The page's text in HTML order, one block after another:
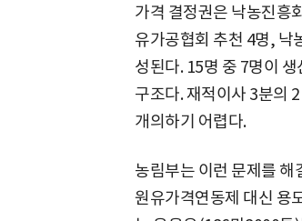
가격 결정권은 낙농진흥
유가공협회 추천 4명, 낙
성된다. 15명 중 7명이
구조다. 재적이사 3분의
개의하기 어렵다.
농림부는 이런 문제를
원유가격연동제 대신 용